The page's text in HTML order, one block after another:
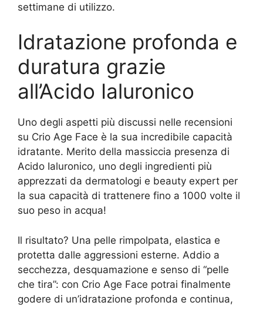
settimane di utilizzo.
Idratazione profonda e
duratura grazie
all’Acido Ialuronico
Uno degli aspetti più discussi nelle recensioni
su Crio Age Face è la sua incredibile capacità
idratante. Merito della massiccia presenza di
Acido Ialuronico, uno degli ingredienti più
apprezzati da dermatologi e beauty expert per
la sua capacità di trattenere fino a 1000 volte il
suo peso in acqua!
Il risultato? Una pelle rimpolpata, elastica e
protetta dalle aggressioni esterne. Addio a
secchezza, desquamazione e senso di “pelle
che tira”: con Crio Age Face potrai finalmente
godere di un’idratazione profonda e continua,